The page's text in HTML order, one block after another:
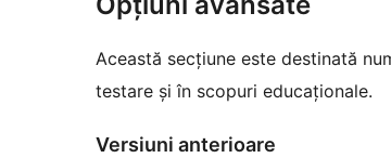
Această secțiune este destinată
testare și în scopuri educaționale.
Versiuni anterioare